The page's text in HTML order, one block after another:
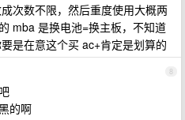
次数不限，然后重度使用大概两
mba 是换电池=换主板，不知道
是在意这个买 ac+肯定是划算的
8
的啊